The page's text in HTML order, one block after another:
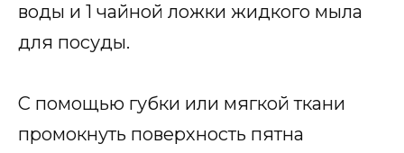
воды и 1 чайной ложки жидкого мыла
для посуды.
С помощью губки или мягкой ткани
промокнуть поверхность пятна